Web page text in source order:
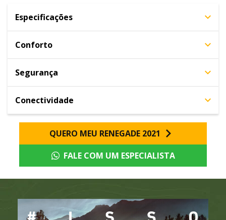
Especificações
Conforto
Segurança
Conectividade
QUERO MEU RENEGADE 2021
FALE COM UM ESPECIALISTA